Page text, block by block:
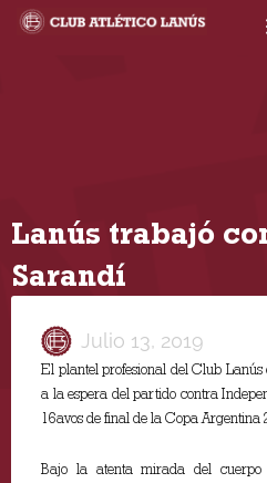
Lanús trabajó
Sarandí
Julio 13, 2019
El plantel profesional del Club Lanús
a la espera del partido contra
16avos de final de la Copa Argentina
Bajo la atenta mirada del cuerpo